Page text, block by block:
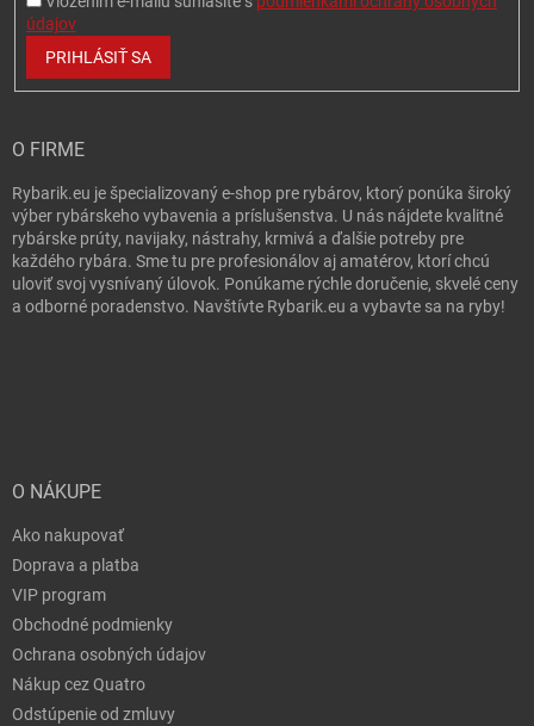
údajov
PRIHLÁSIŤ SA
O FIRME
Rybarik.eu je špecializovaný e-shop pre rybárov, ktorý ponúka široký
výber rybárskeho vybavenia a príslušenstva. U nás nájdete kvalitné
rybárske prúty, navijaky, nástrahy, krmivá a ďalšie potreby pre
každého rybára. Sme tu pre profesionálov aj amatérov, ktorí chcú
uloviť svoj vysnívaný úlovok. Ponúkame rýchle doručenie, skvelé ceny
a odborné poradenstvo. Navštívte Rybarik.eu a vybavte sa na ryby!
O NÁKUPE
Ako nakupovať
Doprava a platba
VIP program
Obchodné podmienky
Ochrana osobných údajov
Nákup cez Quatro
Odstúpenie od zmluvy